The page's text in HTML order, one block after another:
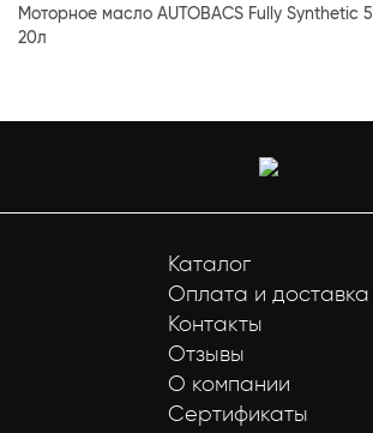
Моторное масло AUTOBACS Fully Synthetic
20л
Каталог
Оплата и доставка
Контакты
Отзывы
О компании
Сертификаты